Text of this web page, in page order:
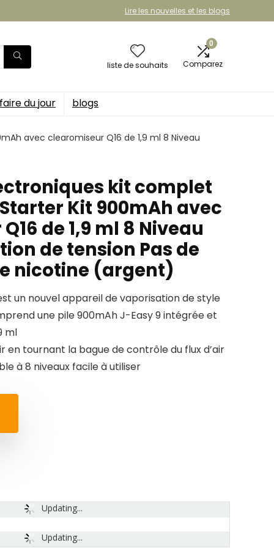
Lire les nouvelles et les blogs
liste de souhaits
0
Comparez
du jour blogs
avec clearomiseur Q16 de 1,9 ml 8 Niveau
kit complet
Starter Kit 900mAh avec
de 1,9 ml 8 Niveau
de tension Pas de
nicotine (argent)
un nouvel appareil de vaporisation de style
une pile 900mAh J-Easy 9 intégrée et
ml
en tournant la bague de contrôle du flux d’air
à 8 niveaux facile à utiliser
Updating...
Updating...